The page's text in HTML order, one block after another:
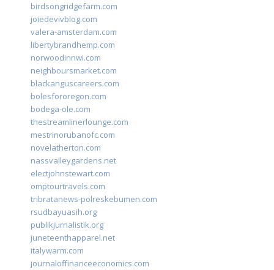
birdsongridgefarm.com
joiedevivblog.com
valera-amsterdam.com
libertybrandhemp.com
norwoodinnwi.com
neighboursmarket.com
blackanguscareers.com
bolesfororegon.com
bodega-ole.com
thestreamlinerlounge.com
mestrinorubanofc.com
novelatherton.com
nassvalleygardens.net
electjohnstewart.com
omptourtravels.com
tribratanews-polreskebumen.com
rsudbayuasih.org
publikjurnalistik.org
juneteenthapparel.net
italywarm.com
journaloffinanceeconomics.com